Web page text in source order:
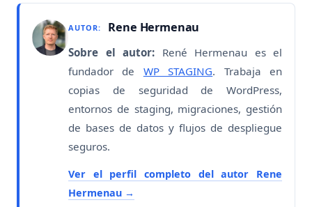
AUTOR: Rene Hermenau
Sobre el autor: René Hermenau es el
fundador de WP STAGING. Trabaja en
copias de seguridad de WordPress,
entornos de staging, migraciones, gestión
de bases de datos y flujos de despliegue
seguros.
Ver el perfil completo del autor Rene
Hermenau